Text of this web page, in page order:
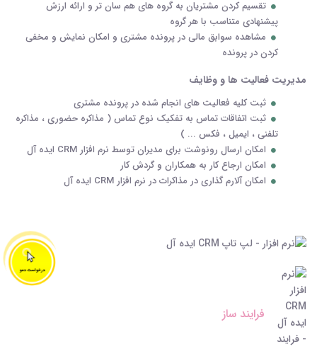
تقسیم کردن مشتریان به گروه های هم سان تر و ارائه ارزش
پیشنهادی متناسب با هر گروه
مشاهده سوابق مالی در پرونده مشتری و امکان نمایش و مخفی
کردن در پرونده
مدیریت فعالیت ها و وظایف
ثبت کلیه فعالیت های انجام شده در پرونده مشتری
ثبت اتفاقات تماس به تفکیک نوع تماس ( مذاکره حضوری ، مذاکره
تلفنی ، ایمیل ، فکس ... )
امکان ارسال رونوشت برای مدیران توسط نرم افزار CRM ایده آل
امکان ارجاع کار به همکاران و گردش کار
امکان آلارم گذاری در مذاکرات در نرم افزار CRM ایده آل
فرایند ساز